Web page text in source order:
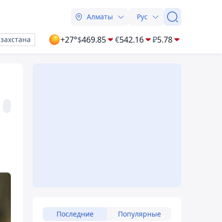
Алматы Рус
+27°$469.85 €542.16 ₽5.78
Последние Популярные